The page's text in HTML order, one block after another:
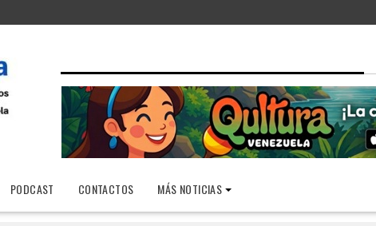
PODCAST CONTACTOS MÁS NOTICIAS